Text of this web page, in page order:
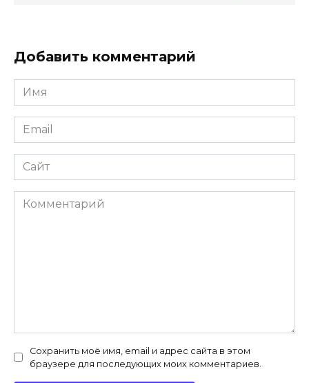
Добавить комментарий
Имя
*
Email
*
Сайт
Комментарий
Сохранить моё имя, email и адрес сайта в этом
браузере для последующих моих комментариев.